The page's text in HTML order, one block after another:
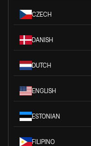
CZECH
DANISH
DUTCH
ENGLISH
ESTONIAN
FILIPINO